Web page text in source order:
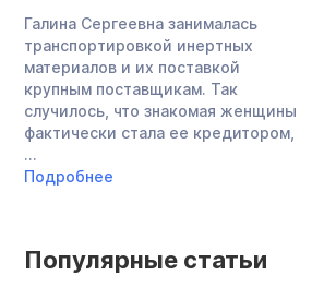
Галина Сергеевна занималась
транспортировкой инертных
материалов и их поставкой
крупным поставщикам. Так
случилось, что знакомая женщины
фактически стала ее кредитором,
...
Подробнее
Популярные статьи